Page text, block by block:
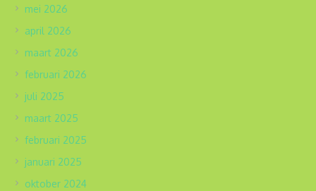
mei 2026
april 2026
maart 2026
februari 2026
juli 2025
maart 2025
februari 2025
januari 2025
oktober 2024